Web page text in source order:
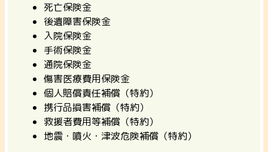
死亡保険金
後遺障害保険金
入院保険金
手術保険金
通院保険金
傷害医療費用保険金
個人賠償責任補償（特約）
携行品損害補償（特約）
救援者費用等補償（特約）
地震・噴火・津波危険補償（特約）